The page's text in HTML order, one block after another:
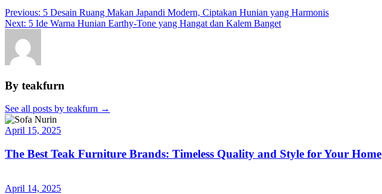
Previous: 5 Desain Ruang Makan Japandi Modern, Ciptakan Hunian yang Harmonis
Next: 5 Ide Warna Hunian Earthy-Tone yang Hangat dan Kalem Banget
By teakfurn
See all posts by teakfurn →
April 15, 2025
The Best Teak Furniture Brands: Timeless Quality and Style for Your Home
April 14, 2025